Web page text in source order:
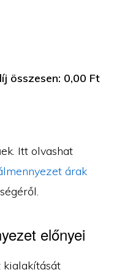
összesen: 0,00 Ft
Itt olvashat
árak
előnyei
kialakítását